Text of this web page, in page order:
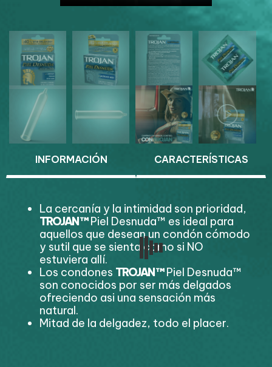
INFORMACIÓN CARACTERÍSTICAS
La cercanía y la intimidad son prioridad,
TROJAN™Piel Desnuda™ es ideal para
aquellos que desean un condón cómodo
y sutil que se sienta como si NO
estuviera allí.
Los condones TROJAN™Piel Desnuda™
son conocidos por ser más delgados
ofreciendo asi una sensación más
natural.
Mitad de la delgadez, todo el placer.